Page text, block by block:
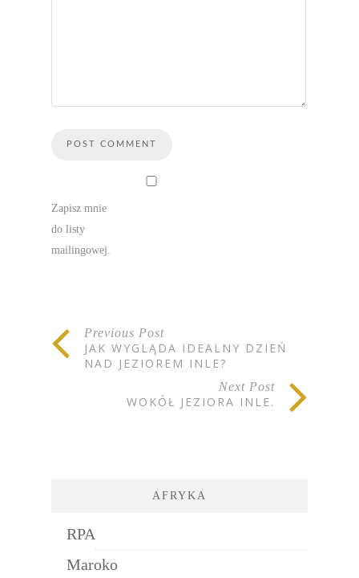
Zapisz mnie
do listy
mailingowej.
Previous Post
JAK WYGLĄDA IDEALNY DZIEŃ
NAD JEZIOREM INLE?
Next Post
WOKÓŁ JEZIORA INLE.
AFRYKA
RPA
Maroko